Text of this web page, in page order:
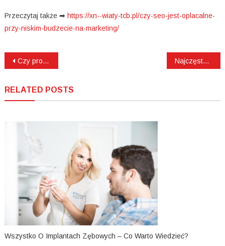
Przeczytaj także ➡ https://xn--wiaty-tcb.pl/czy-seo-jest-oplacalne-
przy-niskim-budzecie-na-marketing/
Nawigacja
Czy protezy zębowe zmieniają rysy twarzy? Najczęstsze błędy przy wyborze ekspresu do restauracji
RELATED POSTS
Wszystko O Implantach Zębowych – Co Warto Wiedzieć?